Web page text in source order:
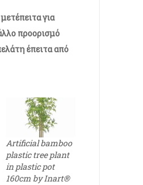
για
προορισμό
έπειτα από
Artificial bamboo
plastic tree plant
in plastic pot
160cm by Inart®